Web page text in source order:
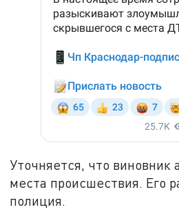
Уточняется, что виновник
места происшествия. Его
полиция.